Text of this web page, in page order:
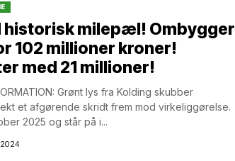
historisk milepæl! Ombygger
102 millioner kroner!
med 21 millioner!
Grønt lys fra Kolding skubber
et afgørende skridt frem mod virkeliggørelse.
2025 og står på i...